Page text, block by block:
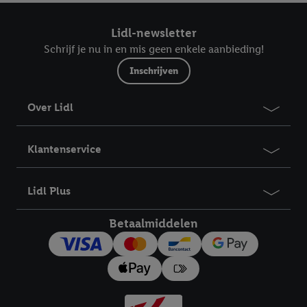
Lidl-newsletter
Schrijf je nu in en mis geen enkele aanbieding!
Inschrijven
Over Lidl
Klantenservice
Lidl Plus
Betaalmiddelen